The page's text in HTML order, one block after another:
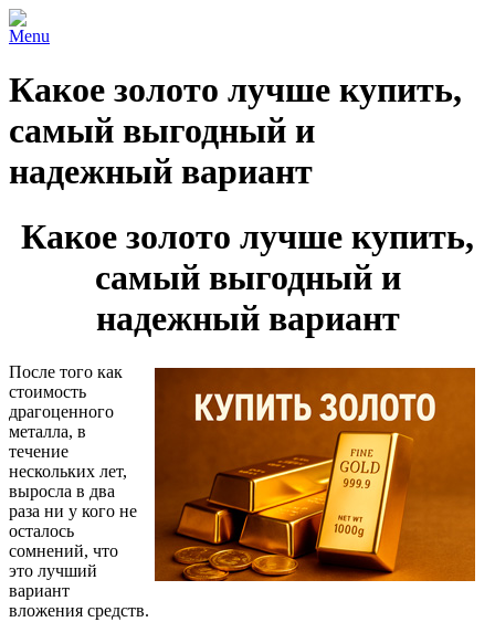
Menu
Какое золото лучше купить,
самый выгодный и
надежный вариант
Какое золото лучше купить,
самый выгодный и
надежный вариант
После того как
стоимость
драгоценного
металла, в
течение
нескольких лет,
выросла в два
раза ни у кого не
осталось
сомнений, что
это лучший
вариант
вложения средств.